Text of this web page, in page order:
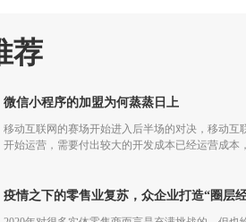
荐
微信小程序的加盟为何蒸蒸日上
移动互联网的赛场开始进入后半场的对决，移动
开始运营，需要付出较大的开发成本已经运营成
疫情之下的零售业复苏，众企业打造“圈层